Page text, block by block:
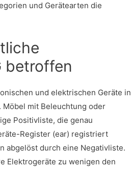
und Gerätearten die
betroffen
und elektrischen Geräte in
Möbel mit Beleuchtung oder
Positivliste, die genau
Register (ear) registriert
abgelöst durch eine Negativliste.
Elektrogeräte zu wenigen den